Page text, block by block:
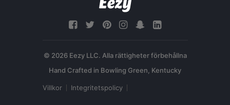
© 2026 Eezy LLC. Alla rättigheter förbehållna
Villkor Integritetspolicy